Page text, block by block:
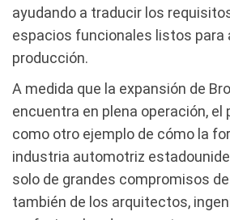
ayudando a traducir los
espacios funcionales listos para
producción.
A medida que la expansión de
encuentra en plena operación, el
como otro ejemplo de cómo la
industria automotriz
solo de grandes compromisos
también de los arquitectos,